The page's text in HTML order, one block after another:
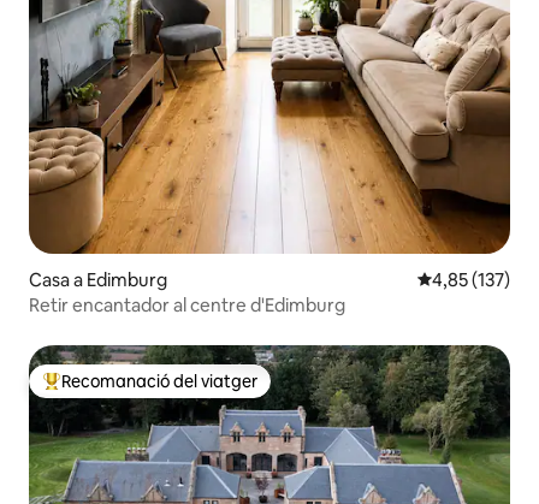
Casa a Edimburg 4,85 de
4,85 (137)
Retir encantador al centre d'Edimburg
Principals recomanacions dels viatgers
Recomanació del viatger